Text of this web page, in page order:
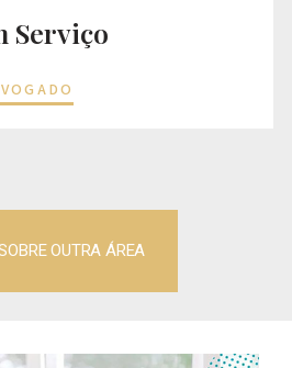
Serviço
OUTRA ÁREA